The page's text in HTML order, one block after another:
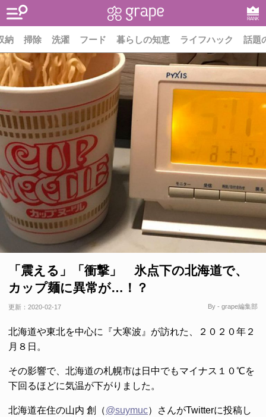
RANK
納 掃除 洗濯 フード 暮らしの知恵 ライフハック 話題
「震える」「衝撃」 氷点下の北海道で、
カップ麺に異常が…！？
更新： 2020-02-17 By - grape編集部
北海道や東北を中心に『大寒波』が訪れた、２０２０年２
月８日。
その影響で、北海道の札幌市は日中でもマイナス１０℃を
下回るほどに気温が下がりました。
北海道在住の山内 創（@suymuc）さんがTwitterに投稿し